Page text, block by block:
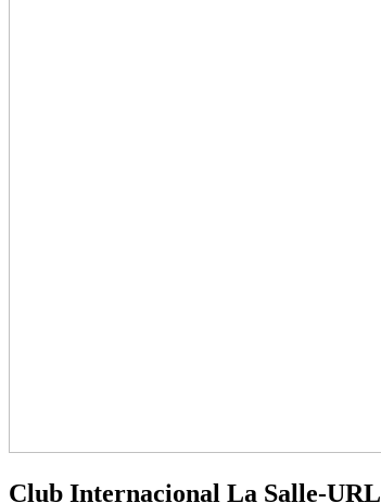
Club Internacional La Salle-URL